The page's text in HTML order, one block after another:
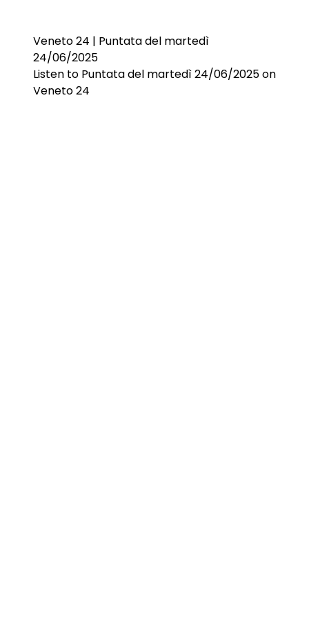
Veneto 24 | Puntata del martedì
24/06/2025
Listen to Puntata del martedì 24/06/2025 on
Veneto 24